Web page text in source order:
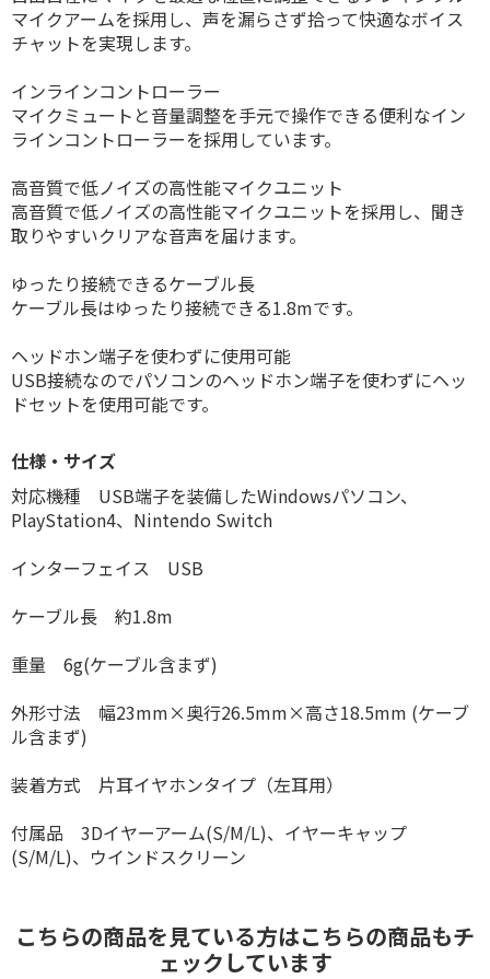
マイクアームを採用し、声を漏らさず拾って快適なボイス
チャットを実現します。
インラインコントローラー
マイクミュートと音量調整を手元で操作できる便利なイン
ラインコントローラーを採用しています。
高音質で低ノイズの高性能マイクユニット
高音質で低ノイズの高性能マイクユニットを採用し、聞き
取りやすいクリアな音声を届けます。
ゆったり接続できるケーブル長
ケーブル長はゆったり接続できる1.8mです。
ヘッドホン端子を使わずに使用可能
USB接続なのでパソコンのヘッドホン端子を使わずにヘッ
ドセットを使用可能です。
仕様・サイズ
対応機種 USB端子を装備したWindowsパソコン、
PlayStation4、Nintendo Switch
インターフェイス USB
ケーブル長 約1.8m
重量 6g(ケーブル含まず)
外形寸法 幅23mm×奥行26.5mm×高さ18.5mm (ケーブ
ル含まず)
装着方式 片耳イヤホンタイプ（左耳用）
付属品 3Dイヤーアーム(S/M/L)、イヤーキャップ
(S/M/L)、ウインドスクリーン
こちらの商品を見ている方はこちらの商品もチ
ェックしています